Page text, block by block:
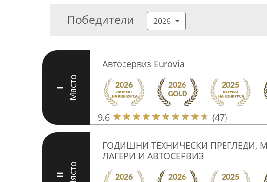
Победители 2026
I Място
Автосервиз Eurovia
9.6 (47)
II Място
ГОДИШНИ ТЕХНИЧЕСКИ ПРЕГЛЕДИ,
ЛАГЕРИ И АВТОСЕРВИЗ